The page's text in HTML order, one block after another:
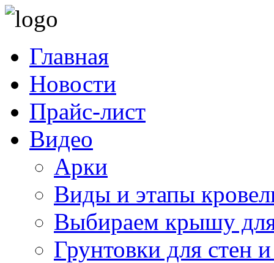
Главная
Новости
Прайс-лист
Видео
Арки
Виды и этапы
Выбираем крышу
Грунтовки для стен